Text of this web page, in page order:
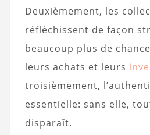
Deuxièmement, les
réfléchissent de façon
beaucoup plus de
leurs achats et leurs
troisièmement,
essentielle: sans elle,
disparaît.